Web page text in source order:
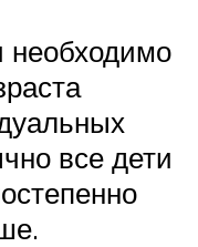
необходимо
все дети